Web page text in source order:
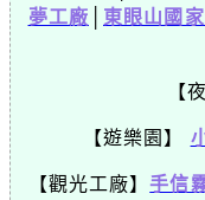
夢工廠
東眼山國
【
【遊樂園】
【觀光工廠】手信